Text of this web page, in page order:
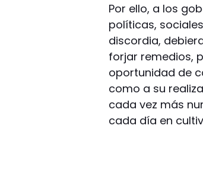
Por ello, a los
políticas,
discordia,
forjar remedios,
oportunidad de
como a su
cada vez más
cada día en